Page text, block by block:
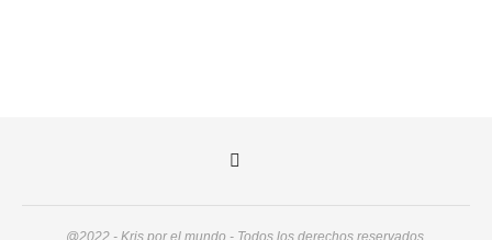
@2022 - Kris por el mundo - Todos los derechos reservados.